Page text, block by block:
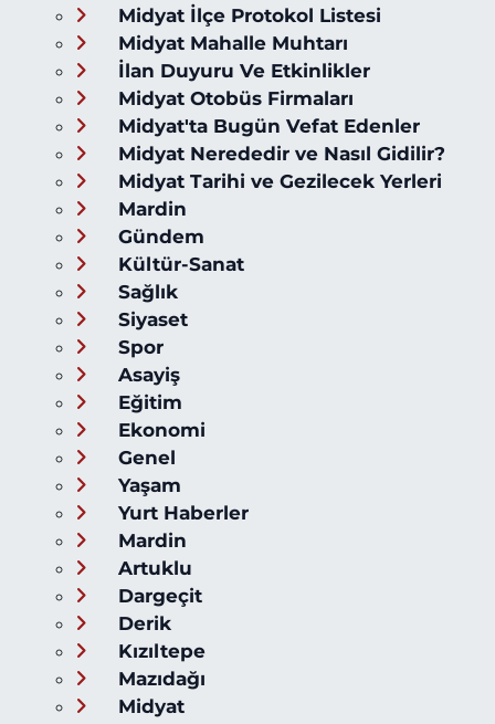
Midyat İlçe Protokol Listesi
Midyat Mahalle Muhtarı
İlan Duyuru Ve Etkinlikler
Midyat Otobüs Firmaları
Midyat'ta Bugün Vefat Edenler
Midyat Nerededir ve Nasıl Gidilir?
Midyat Tarihi ve Gezilecek Yerleri
Mardin
Gündem
Kültür-Sanat
Sağlık
Siyaset
Spor
Asayiş
Eğitim
Ekonomi
Genel
Yaşam
Yurt Haberler
Mardin
Artuklu
Dargeçit
Derik
Kızıltepe
Mazıdağı
Midyat